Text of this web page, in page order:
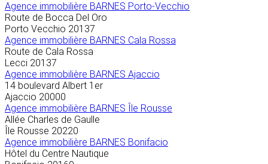
Agence immobilière BARNES Porto-Vecchio
Route de Bocca Del Oro
Porto Vecchio 20137
Agence immobilière BARNES Cala Rossa
Route de Cala Rossa
Lecci 20137
Agence immobilière BARNES Ajaccio
14 boulevard Albert 1er
Ajaccio 20000
Agence immobilière BARNES Île Rousse
Allée Charles de Gaulle
Île Rousse 20220
Agence immobilière BARNES Bonifacio
Hôtel du Centre Nautique